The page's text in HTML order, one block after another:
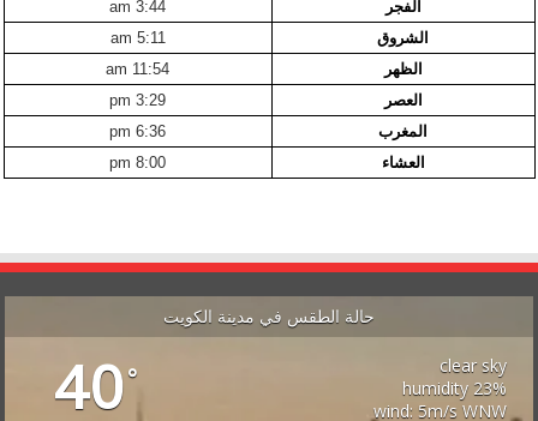
الفجر
3:44 am
الشروق
5:11 am
الظهر
11:54 am
العصر
3:29 pm
المغرب
6:36 pm
العشاء
8:00 pm
حالة الطقس في مدينة الكويت
40°
clear sky
23% humidity
wind: 5m/s WNW